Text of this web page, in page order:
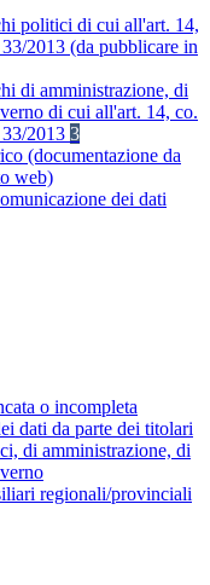
politici di cui all'art. 14,
2013 (da pubblicare in
di amministrazione, di
di cui all'art. 14, co.
2013 3
(documentazione da
web)
dei dati
o incompleta
dati da parte dei titolari
di amministrazione, di
regionali/provinciali